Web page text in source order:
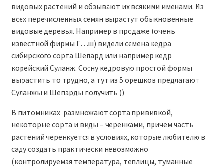
видовых растений и обзывают их всякими именами. Из
всех перечисленных семян вырастут обыкновенные
видовые деревья. Например в продаже (очень
известной фирмы Г…ш) видели семена кедра
сибирского сорта Шепард или например кедр
корейский Суланж. Сосну кедровую простой формы
вырастить то трудно, а тут из 5 орешков предлагают
Суланжы и Шепарды получить ))
В питомниках размножают сорта прививкой,
некоторые сорта и виды – черенками, причем часть
растений черенкуется в условиях, которые любителю в
саду создать практически невозможно
(контролируемая температура, теплицы, туманные